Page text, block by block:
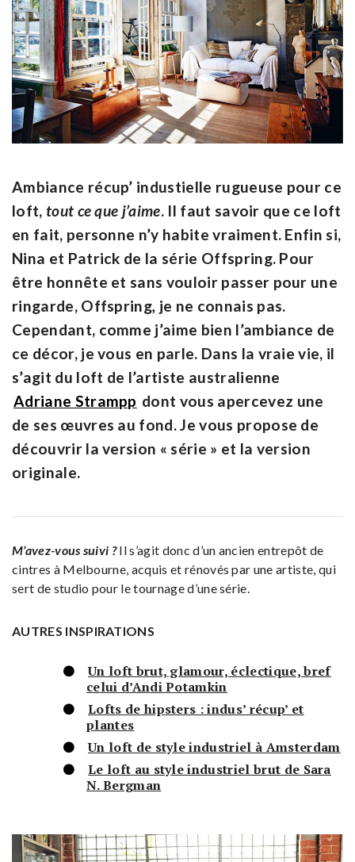
Ambiance récup’ industielle rugueuse pour ce
loft, tout ce que j’aime. Il faut savoir que ce loft
en fait, personne n’y habite vraiment. Enfin si,
Nina et Patrick de la série Offspring. Pour
être honnête et sans vouloir passer pour une
ringarde, Offspring, je ne connais pas.
Cependant, comme j’aime bien l’ambiance de
ce décor, je vous en parle. Dans la vraie vie, il
s’agit du loft de l’artiste australienne
Adriane Strampp dont vous apercevez une
de ses œuvres au fond. Je vous propose de
découvrir la version « série » et la version
originale.
M’avez-vous suivi ?Il s’agit donc d’un ancien entrepôt de
cintres à Melbourne, acquis et rénovés par une artiste, qui
sert de studio pour le tournage d’une série.
AUTRES INSPIRATIONS
Un loft brut, glamour, éclectique, bref
celui d’Andi Potamkin
Lofts de hipsters : indus’ récup’ et
plantes
Un loft de style industriel à Amsterdam
Le loft au style industriel brut de Sara
N. Bergman